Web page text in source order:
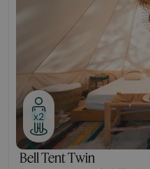
x2
Bell Tent Twin